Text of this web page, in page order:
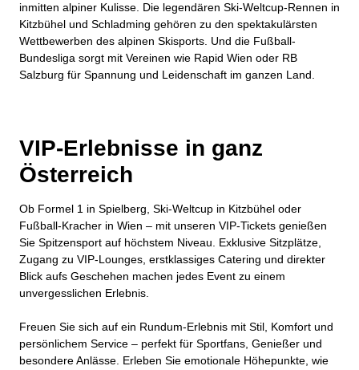
inmitten alpiner Kulisse. Die legendären Ski-Weltcup-Rennen in
Kitzbühel und Schladming gehören zu den spektakulärsten
Wettbewerben des alpinen Skisports. Und die Fußball-
Bundesliga sorgt mit Vereinen wie Rapid Wien oder RB
Salzburg für Spannung und Leidenschaft im ganzen Land.
VIP-Erlebnisse in ganz
Österreich
Ob Formel 1 in Spielberg, Ski-Weltcup in Kitzbühel oder
Fußball-Kracher in Wien – mit unseren VIP-Tickets genießen
Sie Spitzensport auf höchstem Niveau. Exklusive Sitzplätze,
Zugang zu VIP-Lounges, erstklassiges Catering und direkter
Blick aufs Geschehen machen jedes Event zu einem
unvergesslichen Erlebnis.
Freuen Sie sich auf ein Rundum-Erlebnis mit Stil, Komfort und
persönlichem Service – perfekt für Sportfans, Genießer und
besondere Anlässe. Erleben Sie emotionale Höhepunkte, wie